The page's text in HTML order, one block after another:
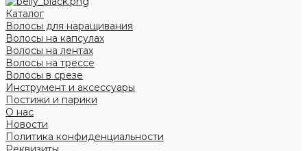
Каталог
Волосы для наращивания
Волосы на капсулах
Волосы на лентах
Волосы на трессе
Волосы в срезе
Инструмент и аксессуары
Постижи и парики
О нас
Новости
Политика конфиденциальности